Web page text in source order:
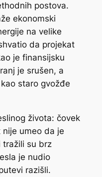
postova.
ekonomski
na velike
da projekat
je finansijsku
je srušen, a
staro gvožđe
života: čovek
umeo da je
tražili su brz
je nudio
razišli.